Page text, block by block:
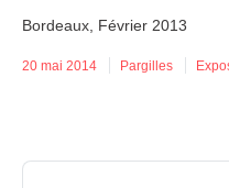
Bordeaux, Février 2013
20 mai 2014 Pargilles